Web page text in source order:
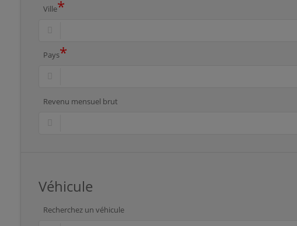
Ville*
Pays*
Revenu mensuel brut
Véhicule
Recherchez un véhicule